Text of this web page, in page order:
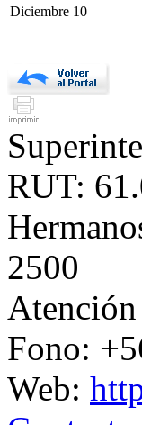
Diciembre 10
RUT:
2500
Fono:
Web: